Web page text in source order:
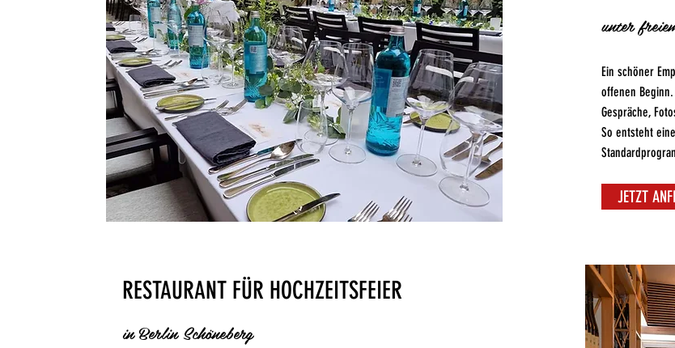
unter
Ein schöner
offenen
Gespräche,
So entsteht
JETZT
RESTAURANT FÜR HOCHZEITSFEIER
in Berlin Schöneberg